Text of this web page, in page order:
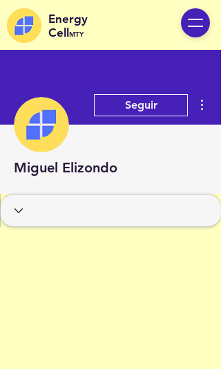
Energy
Cell
MTY
Seguir
Miguel Elizondo